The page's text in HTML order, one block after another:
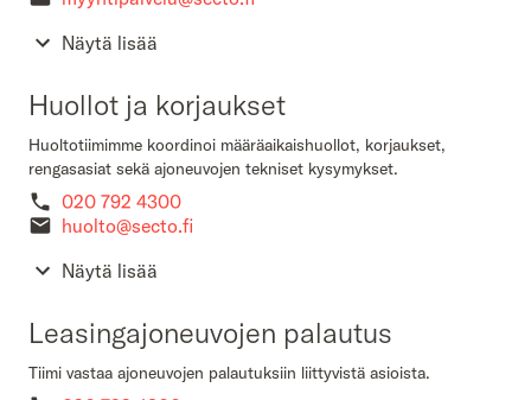
Näytä lisää
Huollot ja korjaukset
Huoltotiimimme koordinoi määräaikaishuollot, korjaukset,
rengasasiat sekä ajoneuvojen tekniset kysymykset.
020 792 4300
huolto@secto.fi
Näytä lisää
Leasingajoneuvojen palautus
Tiimi vastaa ajoneuvojen palautuksiin liittyvistä asioista.